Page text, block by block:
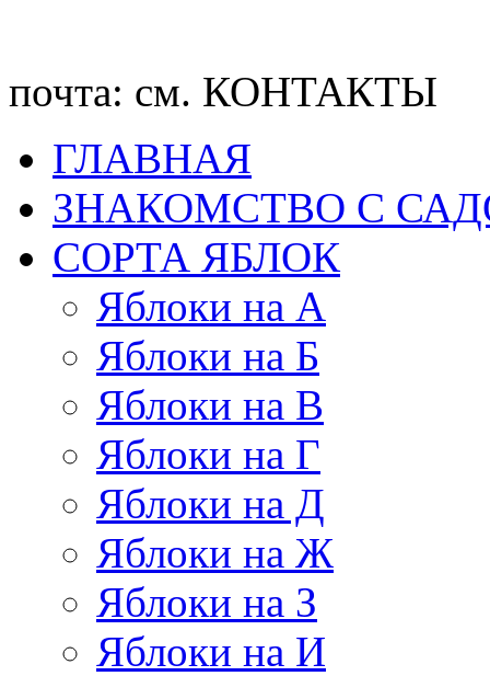
почта: см. КОНТАКТЫ
ГЛАВНАЯ
ЗНАКОМСТВО С
CОРТА ЯБЛОК
Яблоки на А
Яблоки на Б
Яблоки на В
Яблоки на Г
Яблоки на Д
Яблоки на Ж
Яблоки на З
Яблоки на И